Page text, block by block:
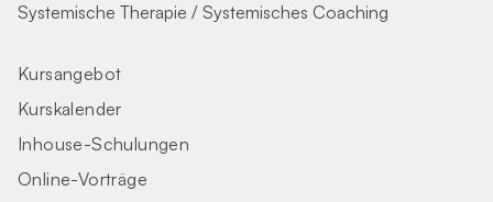
Systemische Therapie / Systemisches Coaching
Kursangebot
Kurskalender
Inhouse-Schulungen
Online-Vorträge